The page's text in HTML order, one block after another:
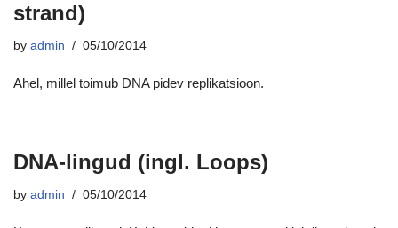
strand)
by admin 05/10/2014
Ahel, millel toimub DNA pidev replikatsioon.
DNA-lingud (ingl. Loops)
by admin 05/10/2014